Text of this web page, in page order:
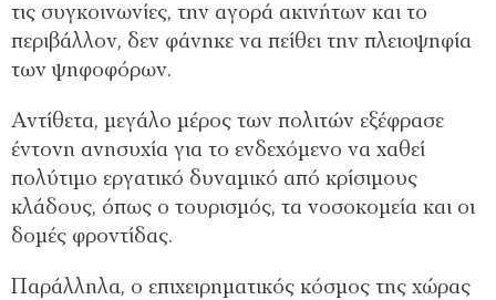
τις συγκοινωνίες, την αγορά ακινήτων και το
περιβάλλον, δεν φάνηκε να πείθει την πλειοψηφία
των ψηφοφόρων.
Αντίθετα, μεγάλο μέρος των πολιτών εξέφρασε
έντονη ανησυχία για το ενδεχόμενο να χαθεί
πολύτιμο εργατικό δυναμικό από κρίσιμους
κλάδους, όπως ο τουρισμός, τα νοσοκομεία και οι
δομές φροντίδας.
Παράλληλα, ο επιχειρηματικός κόσμος της χώρας